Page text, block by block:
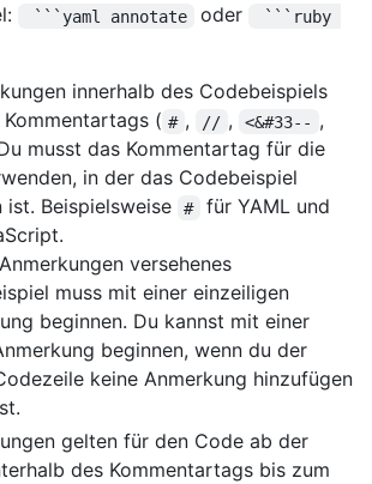
```yaml annotate oder
```ruby
innerhalb des Codebeispiels
( # , // , <&#33-- ,
musst das Kommentartag für die
in der das Codebeispiel
ist. Beispielsweise
# für YAML und
versehenes
muss mit einer einzeiligen
beginnen. Du kannst mit einer
beginnen, wenn du der
keine Anmerkung hinzufügen
gelten für den Code ab der
des Kommentartags bis zum